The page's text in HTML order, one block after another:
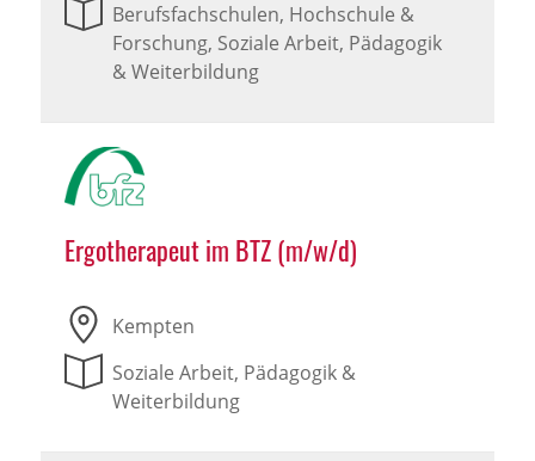
Berufsfachschulen, Hochschule &
Forschung, Soziale Arbeit, Pädagogik
& Weiterbildung
Ergotherapeut im BTZ (m/w/d)
Kempten
Soziale Arbeit, Pädagogik &
Weiterbildung